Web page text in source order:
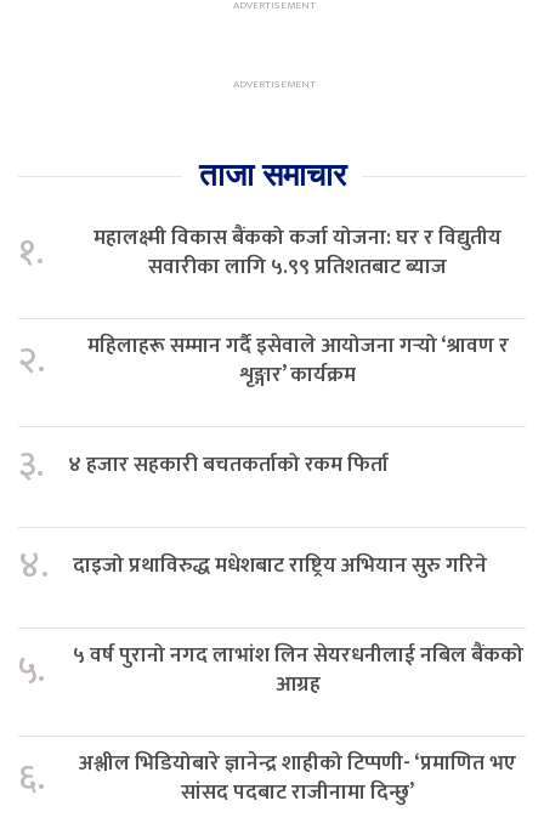
ताजा समाचार
१.
महालक्ष्मी विकास बैंकको कर्जा योजना: घर र विद्युतीय
सवारीका लागि ५.९९ प्रतिशतबाट ब्याज
२.
महिलाहरू सम्मान गर्दै इसेवाले आयोजना गर्‍यो ‘श्रावण र
शृङ्गार’ कार्यक्रम
३. ४ हजार सहकारी बचतकर्ताको रकम फिर्ता
४. दाइजो प्रथाविरुद्ध मधेशबाट राष्ट्रिय अभियान सुरु गरिने
५.
५ वर्ष पुरानो नगद लाभांश लिन सेयरधनीलाई नबिल बैंकको
आग्रह
६.
अश्लील भिडियोबारे ज्ञानेन्द्र शाहीको टिप्पणी- ‘प्रमाणित भए
सांसद पदबाट राजीनामा दिन्छु’